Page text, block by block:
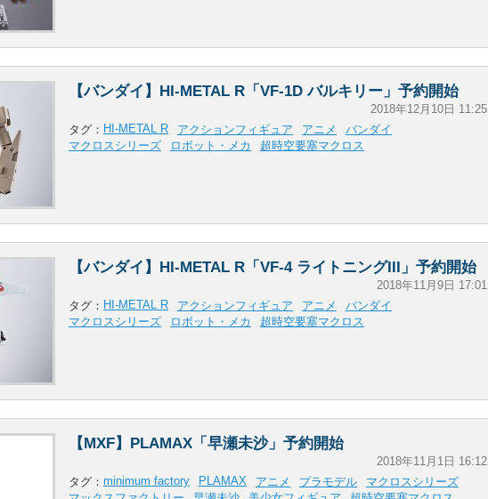
【バンダイ】HI-METAL R「VF-1D バルキリー」予約開始
2018年12月10日 11:25
タグ： HI-METAL R アクションフィギュア アニメ
バンダイ
マクロスシリーズ
ロボット・メカ 超時空要塞マクロス
【バンダイ】HI-METAL R「VF-4 ライトニングIII」予約開始
2018年11月9日 17:01
タグ： HI-METAL R アクションフィギュア アニメ
バンダイ
マクロスシリーズ
ロボット・メカ 超時空要塞マクロス
【MXF】PLAMAX「早瀬未沙」予約開始
2018年11月1日 16:12
タグ： minimum factory PLAMAX アニメ プラモデル
マクロスシリーズ